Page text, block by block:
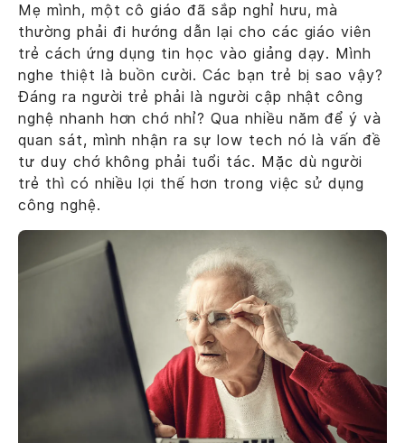
Mẹ mình, một cô giáo đã sắp nghỉ hưu, mà
thường phải đi hướng dẫn lại cho các giáo viên
trẻ cách ứng dụng tin học vào giảng dạy. Mình
nghe thiệt là buồn cười. Các bạn trẻ bị sao vậy?
Đáng ra người trẻ phải là người cập nhật công
nghệ nhanh hơn chớ nhỉ? Qua nhiều năm để ý và
quan sát, mình nhận ra sự low tech nó là vấn đề
tư duy chớ không phải tuổi tác. Mặc dù người
trẻ thì có nhiều lợi thế hơn trong việc sử dụng
công nghệ.